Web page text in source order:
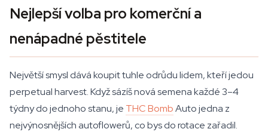
Nejlepší volba pro komerční a
nenápadné pěstitele
Největší smysl dává koupit tuhle odrůdu lidem, kteří jedou
perpetual harvest. Když sázíš nová semena každé 3–4
týdny do jednoho stanu, je THC BombAuto jedna z
nejvýnosnějších autoflowerů, co bys do rotace zařadil.